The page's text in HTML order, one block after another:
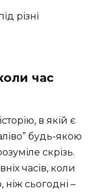
різні
час
в якій є
будь-якою
скрізь.
часів, коли
сьогодні –